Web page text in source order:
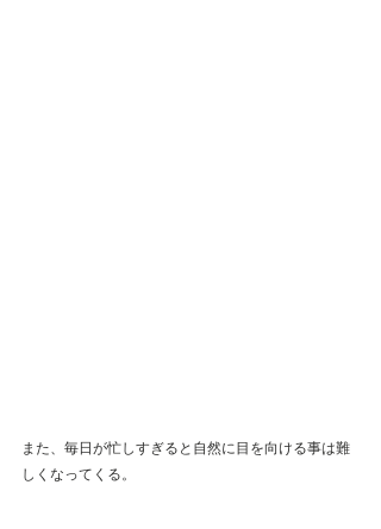
また、毎日が忙しすぎると自然に目を向ける事は難
しくなってくる。